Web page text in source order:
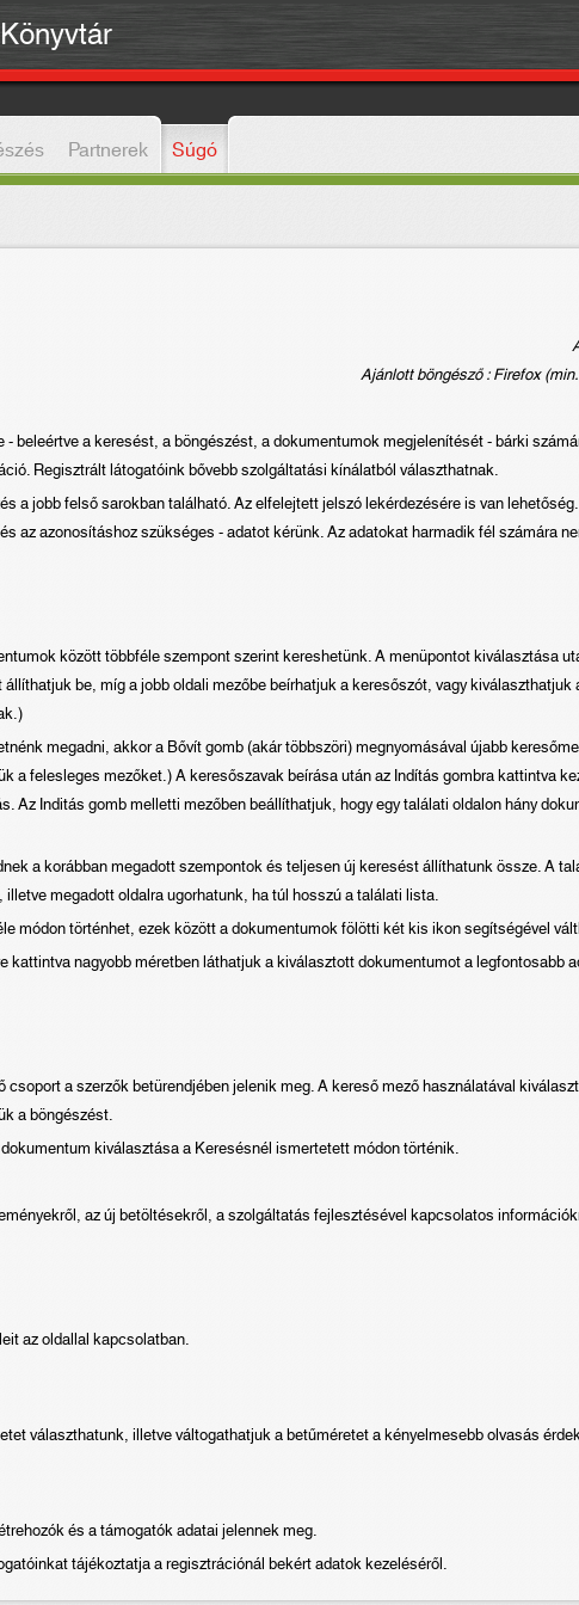
Partnerek Súgó
Ajánlott böngésző : Firefox
beleértve a keresést, a böngészést, a dokumentumok megjelenítését - bárki
Regisztrált látogatóink bővebb szolgáltatási kínálatból választhatnak.
a jobb felső sarokban található. Az elfelejtett jelszó lekérdezésére is van
az azonosításhoz szükséges - adatot kérünk. Az adatokat harmadik fél számára
között többféle szempont szerint kereshetünk. A menüpontot kiválasztása
be, míg a jobb oldali mezőbe beírhatjuk a keresőszót, vagy kiválaszthatjuk
megadni, akkor a Bővít gomb (akár többszöri) megnyomásával újabb
a felesleges mezőket.) A keresőszavak beírása után az Indítás gombra kattintva
Az Inditás gomb melletti mezőben beállíthatjuk, hogy egy találati oldalon hány
a korábban megadott szempontok és teljesen új keresést állíthatunk össze. A
megadott oldalra ugorhatunk, ha túl hosszú a találati lista.
módon történhet, ezek között a dokumentumok fölötti két kis ikon segítségével
kattintva nagyobb méretben láthatjuk a kiválasztott dokumentumot a legfontosabb
a szerzők betürendjében jelenik meg. A kereső mező használatával
a böngészést.
kiválasztása a Keresésnél ismertetett módon történik.
az új betöltésekről, a szolgáltatás fejlesztésével kapcsolatos
az oldallal kapcsolatban.
választhatunk, illetve váltogathatjuk a betűméretet a kényelmesebb olvasás
és a támogatók adatai jelennek meg.
tájékoztatja a regisztrációnál bekért adatok kezeléséről.